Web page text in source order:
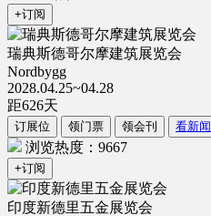
+订阅
瑞典斯德哥尔摩建筑展览会
Nordbygg
2028.04.25~04.28
距626天
订展位 领门票 领会刊 看新闻
浏览热度：9667
+订阅
印度新德里五金展览会